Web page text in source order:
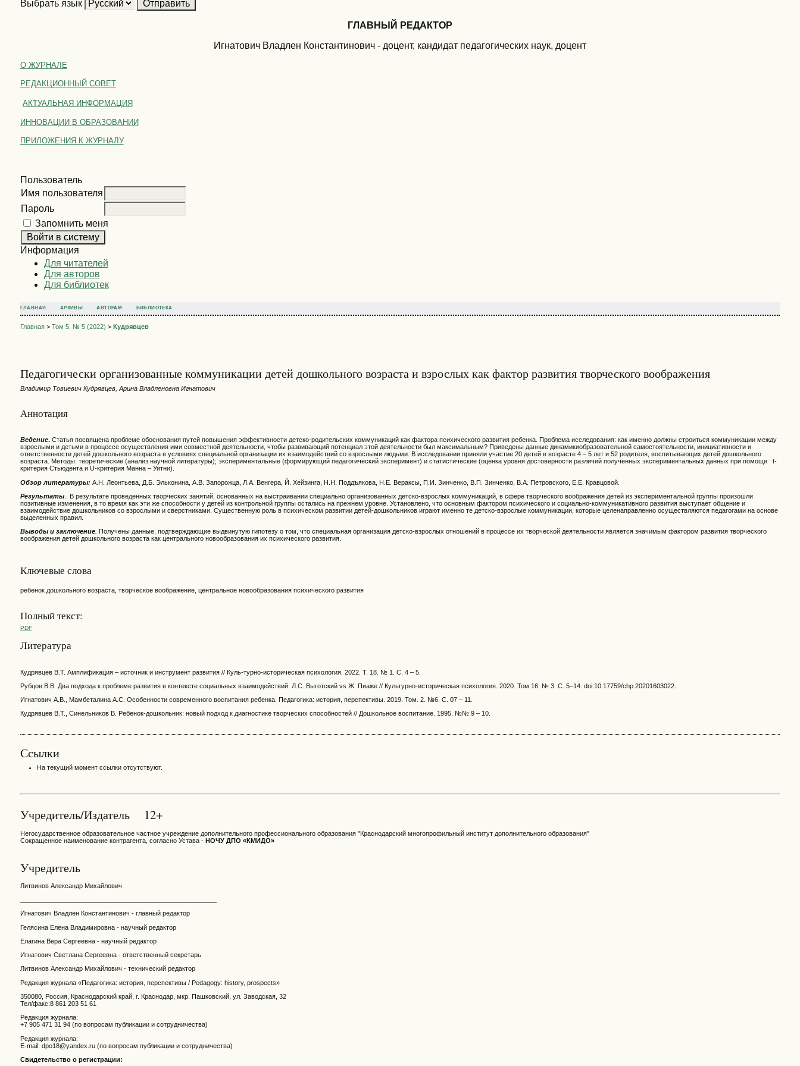
Выбрать язык
ГЛАВНЫЙ РЕДАКТОР
Игнатович Владлен Константинович - доцент, кандидат педагогических наук, доцент
О ЖУРНАЛЕ
РЕДАКЦИОННЫЙ СОВЕТ
АКТУАЛЬНАЯ ИНФОРМАЦИЯ
ИННОВАЦИИ В ОБРАЗОВАНИИ
ПРИЛОЖЕНИЯ К ЖУРНАЛУ
Пользователь
Имя пользователя
Пароль
Запомнить меня
Информация
Для читателей
Для авторов
Для библиотек
ГЛАВНАЯ АРХИВЫ АВТОРАМ БИБЛИОТЕКА
Главная> Том 5, № 5 (2022) > Кудрявцев
Педагогически организованные коммуникации детей дошкольного возраста и взрослых как фактор развития творческого воображения
Владимир Товиевич Кудрявцев, Арина Владленовна Игнатович
Аннотация
Ведение. Статья посвящена проблеме обоснования путей повышения эффективности детско-родительских коммуникаций как фактора психического развития ребенка. Проблема исследования: как именно должны строиться коммуникации между
взрослыми и детьми в процессе осуществления ими совместной деятельности, чтобы развивающий потенциал этой деятельности был максимальным? Приведены данные динамикиобразовательной самостоятельности, инициативности и
ответственности детей дошкольного возраста в условиях специальной организации их взаимодействий со взрослыми людьми. В исследовании приняли участие 20 детей в возрасте 4 – 5 лет и 52 родителя, воспитывающих детей дошкольного
возраста. Методы: теоретические (анализ научной литературы); экспериментальные (формирующий педагогический эксперимент) и статистические (оценка уровня достоверности различий полученных экспериментальных данных при помощи t-
критерия Стьюдента и U-критерия Манна – Уитни).
Обзор литературы: А.Н. Леонтьева, Д.Б. Эльконина, А.В. Запорожца, Л.А. Венгера, Й. Хейзинга, Н.Н. Поддъякова, Н.Е. Вераксы, П.И. Зинченко, В.П. Зинченко, В.А. Петровского, Е.Е. Кравцовой.
Результаты. В результате проведенных творческих занятий, основанных на выстраивании специально организованных детско-взрослых коммуникаций, в сфере творческого воображения детей из экспериментальной группы произошли
позитивные изменения, в то время как эти же способности у детей из контрольной группы остались на прежнем уровне. Установлено, что основным фактором психического и социально-коммуникативного развития выступает общение и
взаимодействие дошкольников со взрослыми и сверстниками. Существенную роль в психическом развитии детей-дошкольников играют именно те детско-взрослые коммуникации, которые целенаправленно осуществляются педагогами на основе
выделенных правил.
Выводы и заключение. Получены данные, подтверждающие выдвинутую гипотезу о том, что специальная организация детско-взрослых отношений в процессе их творческой деятельности является значимым фактором развития творческого
воображения детей дошкольного возраста как центрального новообразования их психического развития.
Ключевые слова
ребенок дошкольного возраста, творческое воображение, центральное новообразования психического развития
Полный текст:
PDF
Литература
Кудрявцев В.Т. Амплификация – источник и инструмент развития // Куль-турно-историческая психология. 2022. Т. 18. № 1. С. 4 – 5.
Рубцов В.В. Два подхода к проблеме развития в контексте социальных взаимодействий: Л.С. Выготский vs Ж. Пиаже // Культурно-историческая психология. 2020. Том 16. № 3. С. 5–14. doi:10.17759/chp.20201603022.
Игнатович А.В., Мамбеталина А.С. Особенности современного воспитания ребенка. Педагогика: история, перспективы. 2019. Том. 2. №6. С. 07 – 11.
Кудрявцев В.Т., Синельников В. Ребенок-дошкольник: новый подход к диагностике творческих способностей // Дошкольное воспитание. 1995. №№ 9 – 10.
Ссылки
На текущий момент ссылки отсутствуют.
Учредитель/Издатель 12+
Негосударственное образовательное частное учреждение дополнительного профессионального образования "Краснодарский многопрофильный институт дополнительного образования"
Сокращенное наименование контрагента, согласно Устава - НОЧУ ДПО «КМИДО»
Учредитель
Литвинов Александр Михайлович
Игнатович Владлен Константинович - главный редактор
Гелясина Елена Владимировна - научный редактор
Елагина Вера Сергеевна - научный редактор
Игнатович Светлана Сергеевна - ответственный секретарь
Литвинов Александр Михайлович - технический редактор
Редакция журнала «Педагогика: история, перспективы / Pedagogу: history, prospects»
350080, Россия, Краснодарский край, г. Краснодар, мкр. Пашковский, ул. Заводская, 32
Тел/факс:8 861 203 51 61
Редакция журнала:
+7 905 471 31 94 (по вопросам публикации и сотрудничества)
Редакция журнала:
E-mail: dpo18@yandex.ru (по вопросам публикации и сотрудничества)
Свидетельство о регистрации: